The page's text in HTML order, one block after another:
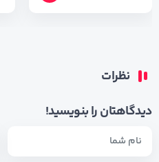
نظرات
دیدگاهتان را بنویسید!